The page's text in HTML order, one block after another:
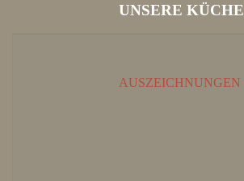
UNSERE KÜCHE
AUSZEICHNUNGEN